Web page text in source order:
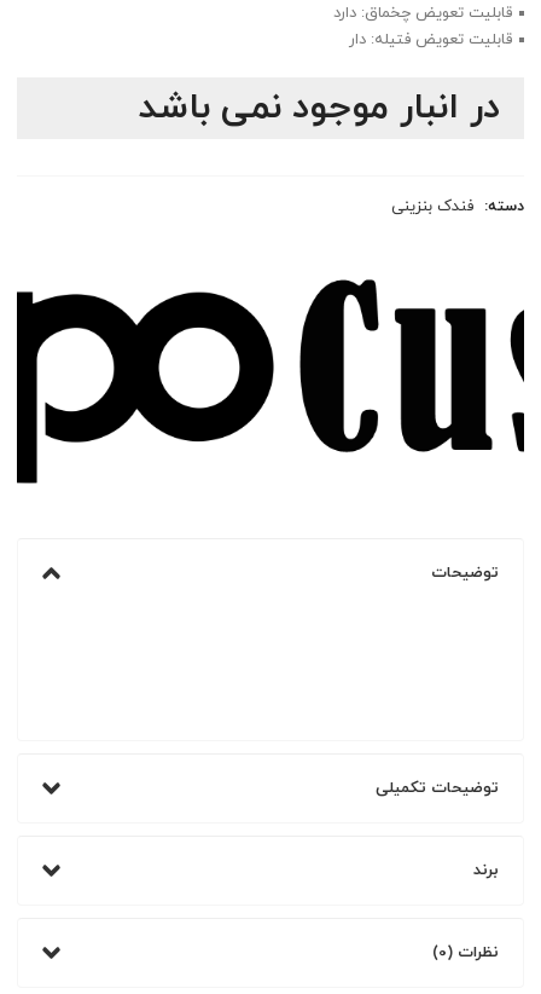
قابلیت تعویض چخماق: دارد
قابلیت تعویض فتیله: دار
در انبار موجود نمی باشد
دسته: فندک بنزینی
توضیحات
توضیحات تکمیلی
برند
نظرات (0)